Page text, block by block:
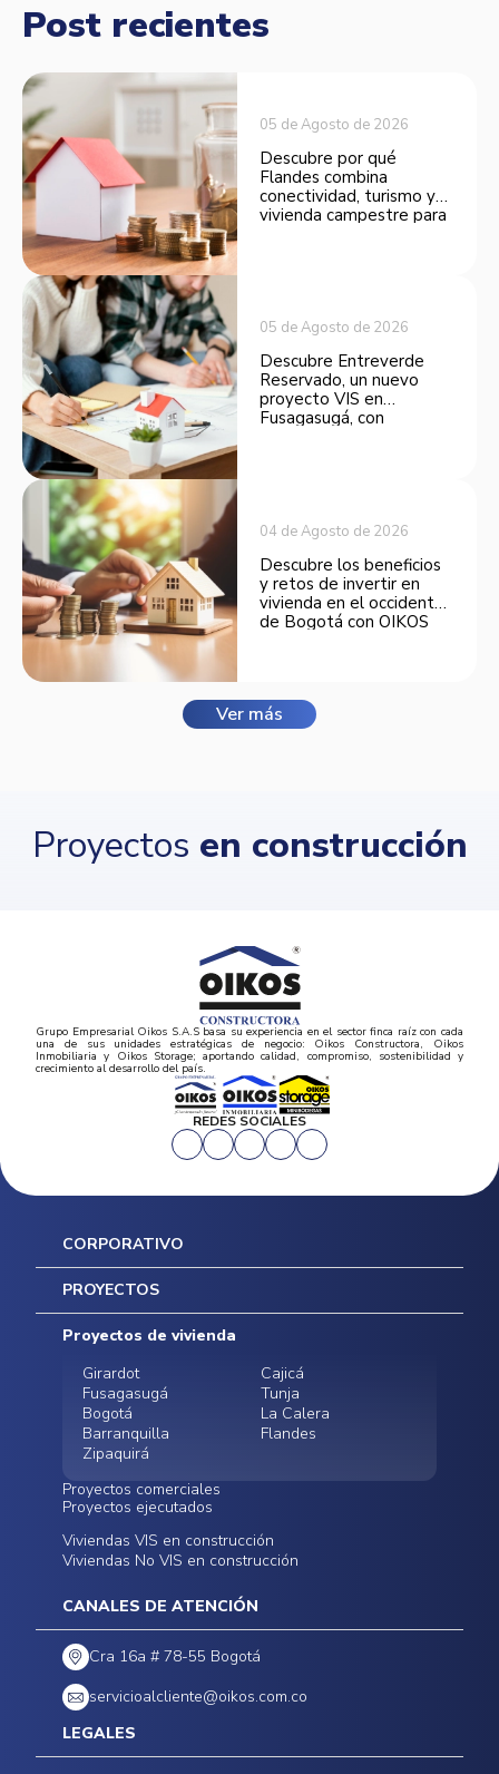
Post recientes
05 de Agosto de 2026
Descubre por qué
Flandes combina
conectividad, turismo y
vivienda campestre para
05 de Agosto de 2026
Descubre Entreverde
Reservado, un nuevo
proyecto VIS en
Fusagasugá, con
04 de Agosto de 2026
Descubre los beneficios
y retos de invertir en
vivienda en el occidente
de Bogotá con OIKOS
Ver más
Proyectos en construcción
Grupo Empresarial Oikos S.A.S basa su experiencia en el sector finca raíz con cada
una de sus unidades estratégicas de negocio: Oikos Constructora, Oikos
Inmobiliaria y Oikos Storage; aportando calidad, compromiso, sostenibilidad y
crecimiento al desarrollo del país.
REDES SOCIALES
CORPORATIVO
Inicio
Mapa del sitio
Postventas
Contratación Directa
Noticias
PROYECTOS
Proyectos de vivienda
Girardot
Cajicá
Fusagasugá
Tunja
Bogotá
La Calera
Barranquilla
Flandes
Zipaquirá
Proyectos comerciales
Funza
Infinitum Zentral
Bodegas - ALMAX
Centro Comercial
Proyectos ejecutados
Conoce nuestros
proyectos ejecutados
Viviendas VIS en construcción
Viviendas No VIS en construcción
CANALES DE ATENCIÓN
Cra 16a # 78-55 Bogotá
servicioalcliente@oikos.com.co
LEGALES